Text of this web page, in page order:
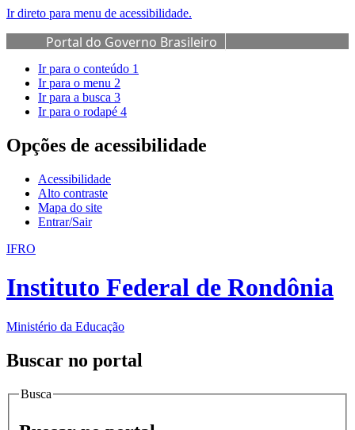
Ir direto para menu de acessibilidade.
Portal do Governo Brasileiro
Ir para o conteúdo 1
Ir para o menu 2
Ir para a busca 3
Ir para o rodapé 4
Opções de acessibilidade
Acessibilidade
Alto contraste
Mapa do site
Entrar/Sair
IFRO
Instituto Federal de Rondônia
Ministério da Educação
Buscar no portal
Busca